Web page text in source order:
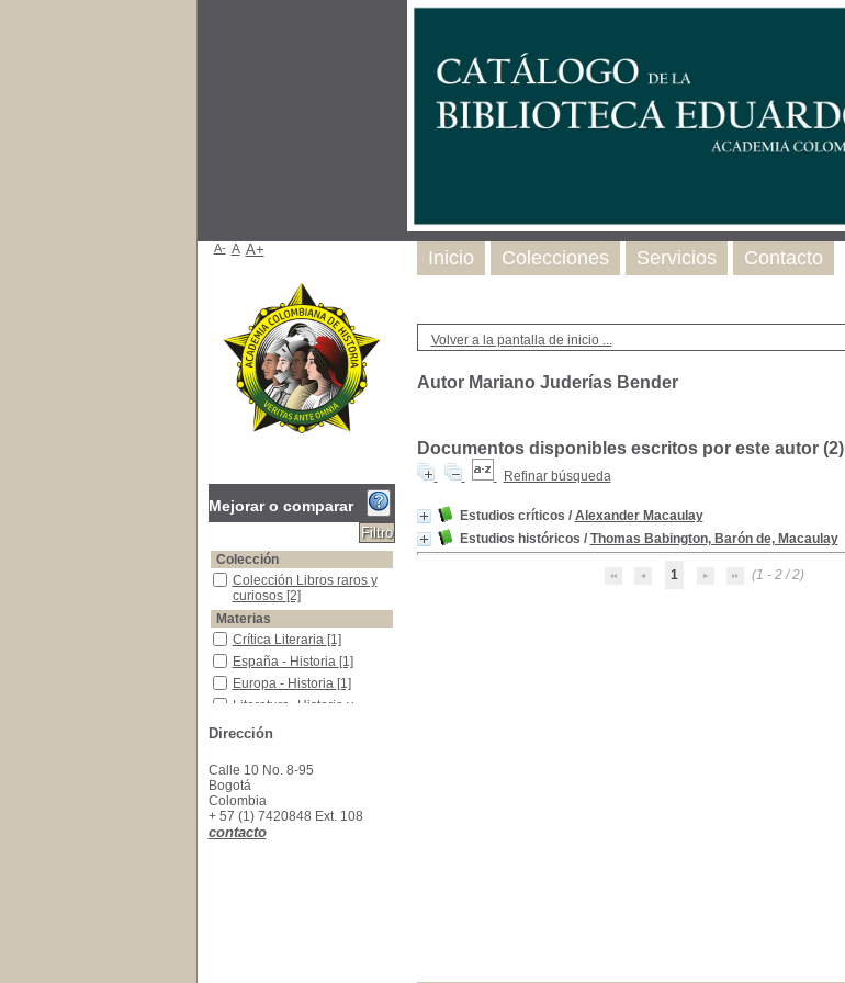
Volver a la pantalla de inicio ...
Autor Mariano Juderías Bender
Documentos disponibles escritos por este autor (2)
Refinar búsqueda
Estudios críticos / Alexander Macaulay
Estudios históricos / Thomas Babington, Barón de, Macaulay
1 (1 - 2 / 2)
Inicio Colecciones Servicios Contacto
A- A A+
Mejorar o comparar
Colección
Colección Libros raros y curiosos
Colección Libros raros y
curiosos [2]
Materias
Crítica Literaria
Crítica Literaria [1]
España - Historia
España - Historia [1]
Europa - Historia
Europa - Historia [1]
Literatura -Historia y crítica
Literatura -Historia y
Dirección
Calle 10 No. 8-95
Bogotá
Colombia
+ 57 (1) 7420848 Ext. 108
contacto